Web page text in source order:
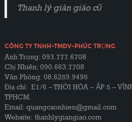
Thanh lý giàn giáo cũ
CÔNG TY TNHH-TMDV-PHÚC TRỌNG
Anh Trọng: 093.777.6708
Chị Nhiên: 090.663.7708
Văn Phòng: 08.6259.9495
Địa chỉ: E1/6 – THỚI HÒA – ẤP 5 –
TPHCM.
Email: quangcaonhien@gmail.com
Website: thanhlygiangiao.com